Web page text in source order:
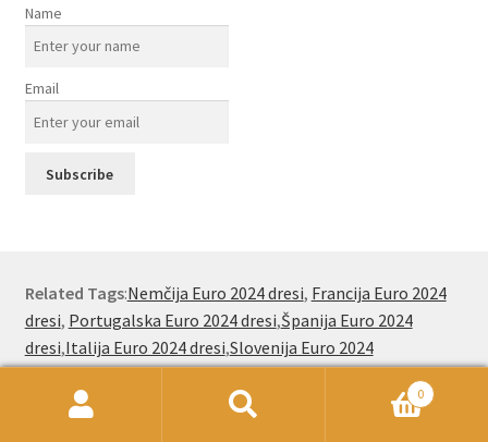
Name
Email
Related Tags:Nemčija Euro 2024 dresi, Francija Euro 2024
dresi, Portugalska Euro 2024 dresi,Španija Euro 2024
dresi,Italija Euro 2024 dresi,Slovenija Euro 2024
dresi,Nizozemska Euro 2024 dresi,Belgija Euro 2024
Real Madrid dres Anglija Euro 2024 dresi
Erling 0